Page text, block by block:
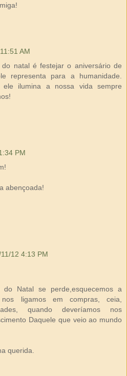
AM
natal é festejar o aniversário de
representa para a humanidade.
ele ilumina a nossa vida sempre
PM
abençoada!
12 4:13 PM
do Natal se perde,esquecemos a
ligamos em compras, ceia,
quando deveríamos nos
Daquele que veio ao mundo
querida.